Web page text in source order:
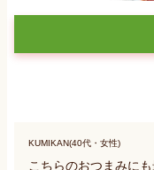
KUMIKAN(40代・女性)
こちらのおつまみに